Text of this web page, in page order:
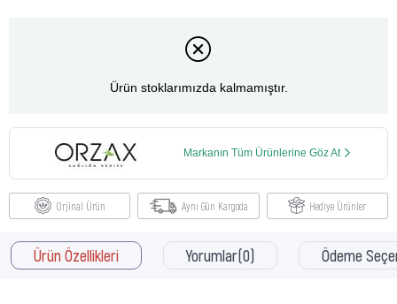
Ürün stoklarımızda kalmamıştır.
Markanın Tüm Ürünlerine Göz At
Orjinal Ürün Aynı Gün Kargoda Hediye Ürünler
Ürün Özellikleri Yorumlar(0) Ödeme